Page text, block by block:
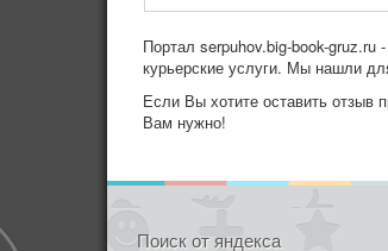
Портал serpuhov.big-book-gruz.ru
курьерские услуги. Мы нашли
Если Вы хотите оставить отзыв
Вам нужно!
Поиск от яндекса